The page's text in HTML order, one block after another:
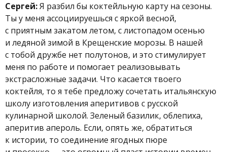
Сергей:Я разбил бы коктейльную карту на сезоны.
Ты у меня ассоциируешься с яркой весной,
с приятным закатом летом, с листопадом осенью
и ледяной зимой в Крещенские морозы. В нашей
с тобой дружбе нет полутонов, и это стимулирует
меня по работе и помогает реализовывать
экстрасложные задачи. Что касается твоего
коктейля, то я тебе предложу сочетать итальянскую
школу изготовления аперитивов с русской
кулинарной школой. Зеленый базилик, облепиха,
аперитив апероль. Если, опять же, обратиться
к истории, то соединение ягодных пюре